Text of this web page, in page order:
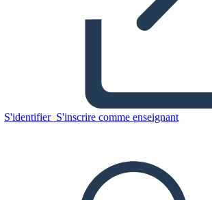
S'identifier S'inscrire comme enseignant
LIRE LE DIAPORAMA